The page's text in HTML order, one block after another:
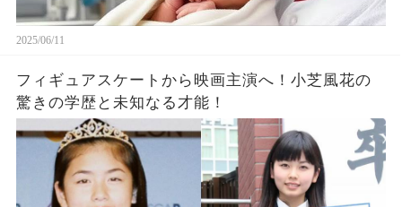
2025/06/11
フィギュアスケートから映画主演へ！小芝風花の
驚きの学歴と未知なる才能！